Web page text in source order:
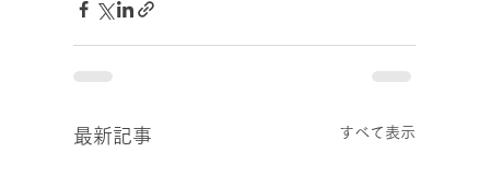
最新記事 すべて表示